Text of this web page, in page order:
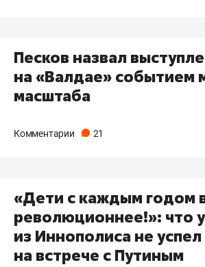
Песков назвал
на «Валдае» событием
масштаба
Комментарии 21
«Дети с каждым годом
революционнее!»: что
из Иннополиса не успел
на встрече с Путиным